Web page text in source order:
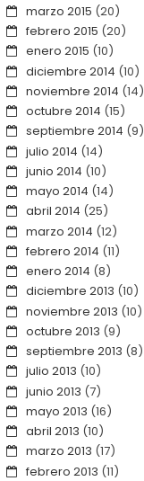
marzo 2015 (20)
febrero 2015 (20)
enero 2015 (10)
diciembre 2014 (10)
noviembre 2014 (14)
octubre 2014 (15)
septiembre 2014 (9)
julio 2014 (14)
junio 2014 (10)
mayo 2014 (14)
abril 2014 (25)
marzo 2014 (12)
febrero 2014 (11)
enero 2014 (8)
diciembre 2013 (10)
noviembre 2013 (10)
octubre 2013 (9)
septiembre 2013 (8)
julio 2013 (10)
junio 2013 (7)
mayo 2013 (16)
abril 2013 (10)
marzo 2013 (17)
febrero 2013 (11)